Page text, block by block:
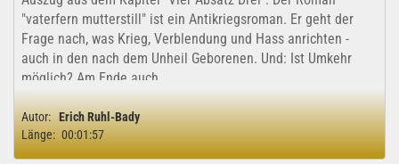
"vaterfern mutterstill" ist ein Antikriegsroman. Er geht der
Frage nach, was Krieg, Verblendung und Hass anrichten -
auch in den nach dem Unheil Geborenen. Und: Ist Umkehr
möglich? Am Ende auch...
Autor: Erich Ruhl-Bady
Länge: 00:01:57